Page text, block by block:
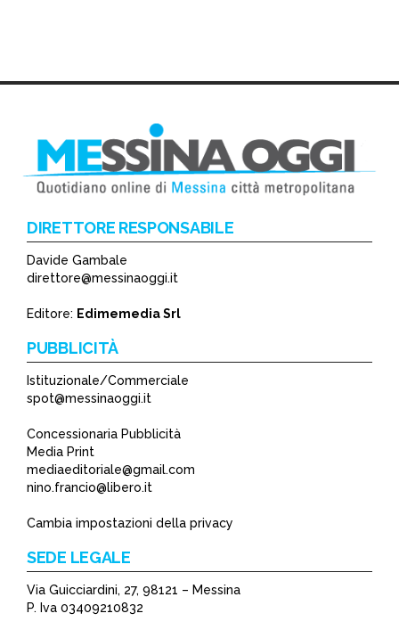
DIRETTORE RESPONSABILE
Davide Gambale
direttore@messinaoggi.it
Editore: Edimemedia Srl
PUBBLICITÀ
Istituzionale/Commerciale
spot@messinaoggi.it
Concessionaria Pubblicità
Media Print
mediaeditoriale@gmail.com
nino.francio@libero.it
Cambia impostazioni della privacy
SEDE LEGALE
Via Guicciardini, 27, 98121 – Messina
P. Iva 03409210832